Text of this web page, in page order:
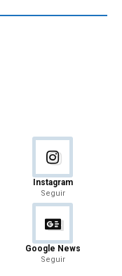
Instagram
Seguir
Google News
Seguir